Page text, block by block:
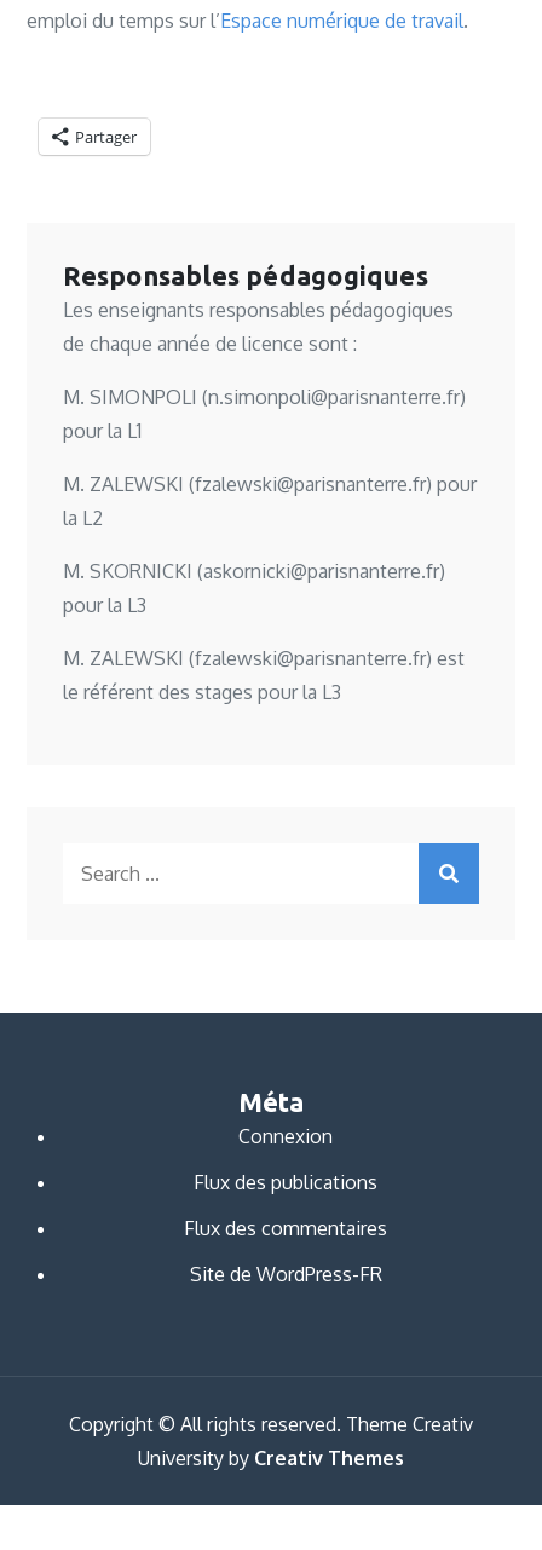
emploi du temps sur l’Espace numérique de travail.
Partager
Responsables pédagogiques
Les enseignants responsables pédagogiques
de chaque année de licence sont :
M. SIMONPOLI (n.simonpoli@parisnanterre.fr)
pour la L1
M. ZALEWSKI (fzalewski@parisnanterre.fr) pour
la L2
M. SKORNICKI (askornicki@parisnanterre.fr)
pour la L3
M. ZALEWSKI (fzalewski@parisnanterre.fr) est
le référent des stages pour la L3
Méta
Connexion
Flux des publications
Flux des commentaires
Site de WordPress-FR
Copyright © All rights reserved. Theme Creativ
University by Creativ Themes